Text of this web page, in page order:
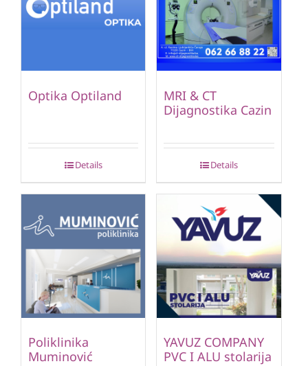
Optika Optiland
Details
MRI & CT
Dijagnostika Cazin
Details
Poliklinika
Muminović
YAVUZ COMPANY
PVC I ALU stolarija